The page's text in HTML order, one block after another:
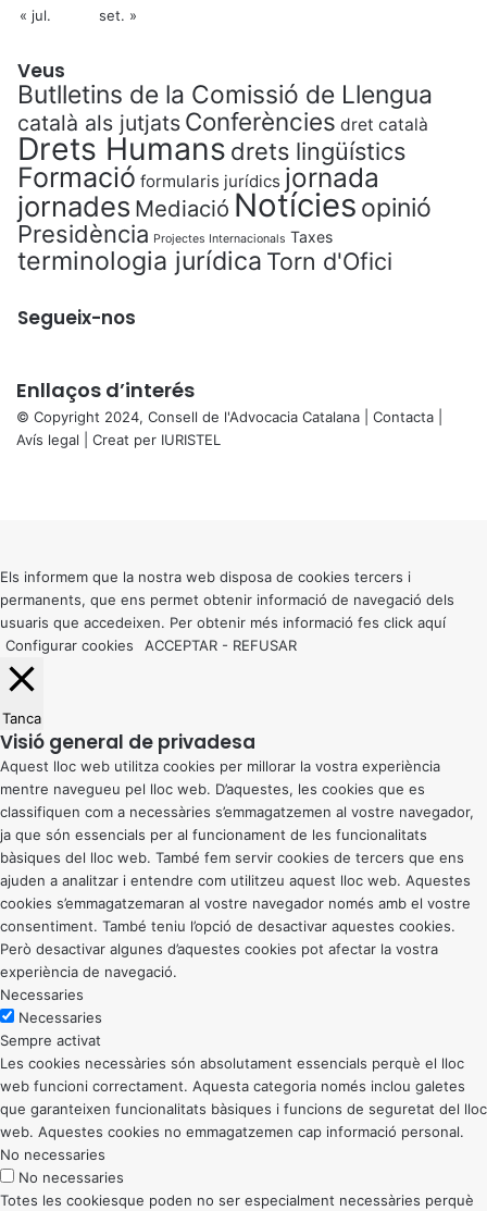
« jul.
set. »
Veus
Butlletins de la Comissió de Llengua
català als jutjats Conferències dret català
Drets Humans drets lingüístics
Formació formularis jurídics jornada
jornades Mediació Notícies opinió
Presidència Projectes Internacionals Taxes
terminologia jurídica Torn d'Ofici
Segueix-nos
Enllaços d’interés
© Copyright 2024, Consell de l'Advocacia Catalana | Contacta
Avís legal | Creat per IURISTEL
button
Els informem que la nostra web disposa de cookies tercers i
permanents, que ens permet obtenir informació de navegació dels
usuaris que accedeixen. Per obtenir més informació fes click aquí
Configurar cookies
ACCEPTAR - REFUSAR
Tanca
Visió general de privadesa
Aquest lloc web utilitza cookies per millorar la vostra experiència
mentre navegueu pel lloc web. D’aquestes, les cookies que es
classifiquen com a necessàries s’emmagatzemen al vostre navegador,
ja que són essencials per al funcionament de les funcionalitats
bàsiques del lloc web. També fem servir cookies de tercers que ens
ajuden a analitzar i entendre com utilitzeu aquest lloc web. Aquestes
cookies s’emmagatzemaran al vostre navegador només amb el vostre
consentiment. També teniu l’opció de desactivar aquestes cookies.
Però desactivar algunes d’aquestes cookies pot afectar la vostra
experiència de navegació.
Necessaries
Necessaries
Sempre activat
Les cookies necessàries són absolutament essencials perquè el lloc
web funcioni correctament. Aquesta categoria només inclou galetes
que garanteixen funcionalitats bàsiques i funcions de seguretat del lloc
web. Aquestes cookies no emmagatzemen cap informació personal.
No necessaries
No necessaries
Totes les cookiesque poden no ser especialment necessàries perquè